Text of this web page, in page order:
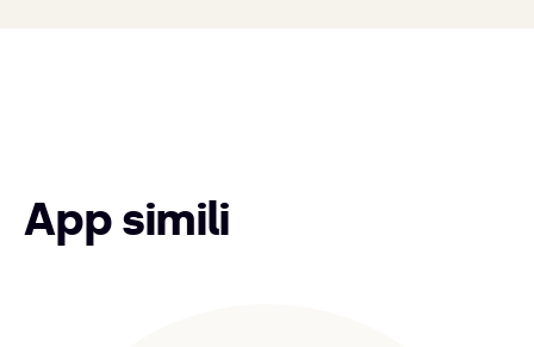
App simili